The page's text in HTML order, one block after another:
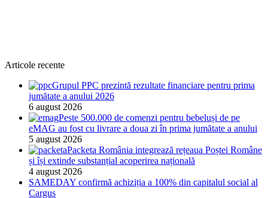
Articole recente
Grupul PPC prezintă rezultate financiare pentru prima
jumătate a anului 2026
6 august 2026
Peste 500.000 de comenzi pentru bebeluși de pe
eMAG au fost cu livrare a doua zi în prima jumătate a anului
5 august 2026
Packeta România integrează rețeaua Poștei Române
și își extinde substanțial acoperirea națională
4 august 2026
SAMEDAY confirmă achiziția a 100% din capitalul social al
Cargus